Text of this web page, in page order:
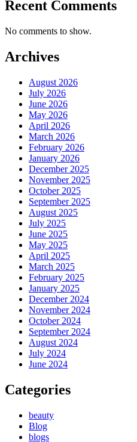
Recent Comments
No comments to show.
Archives
August 2026
July 2026
June 2026
May 2026
April 2026
March 2026
February 2026
January 2026
December 2025
November 2025
October 2025
September 2025
August 2025
July 2025
June 2025
May 2025
April 2025
March 2025
February 2025
January 2025
December 2024
November 2024
October 2024
September 2024
August 2024
July 2024
June 2024
Categories
beauty
Blog
blogs